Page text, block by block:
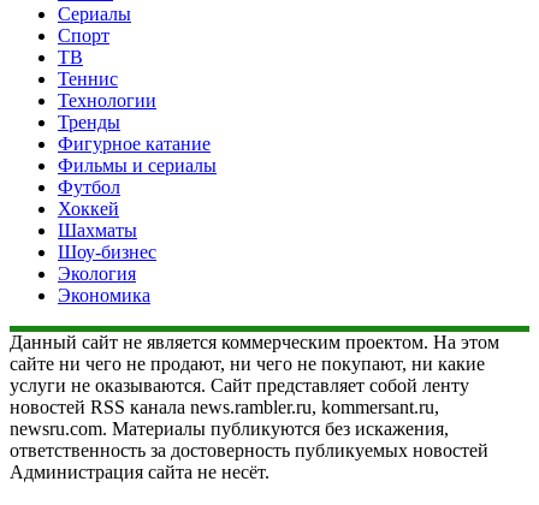
Сериалы
Спорт
ТВ
Теннис
Технологии
Тренды
Фигурное катание
Фильмы и сериалы
Футбол
Хоккей
Шахматы
Шоу-бизнес
Экология
Экономика
Данный сайт не является коммерческим проектом. На этом
сайте ни чего не продают, ни чего не покупают, ни какие
услуги не оказываются. Сайт представляет собой ленту
новостей RSS канала news.rambler.ru, kommersant.ru,
newsru.com. Материалы публикуются без искажения,
ответственность за достоверность публикуемых новостей
Администрация сайта не несёт.